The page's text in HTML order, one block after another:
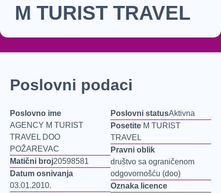
M TURIST TRAVEL
Poslovni podaci
Poslovno ime
AGENCY M TURIST
TRAVEL DOO
POŽAREVAC
Matični broj20598581
Datum osnivanja
03.01.2010.
Poslovni statusAktivna
Posetite M TURIST
TRAVEL
Pravni oblik
društvo sa ograničenom
odgovornošću (doo)
Oznaka licence